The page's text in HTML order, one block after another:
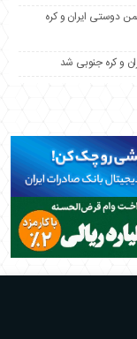
دوستی ایران و کره
و کره جنوبی شد